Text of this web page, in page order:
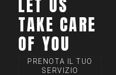
LET US
TAKE CARE
OF YOU
PRENOTA IL TUO
SERVIZIO